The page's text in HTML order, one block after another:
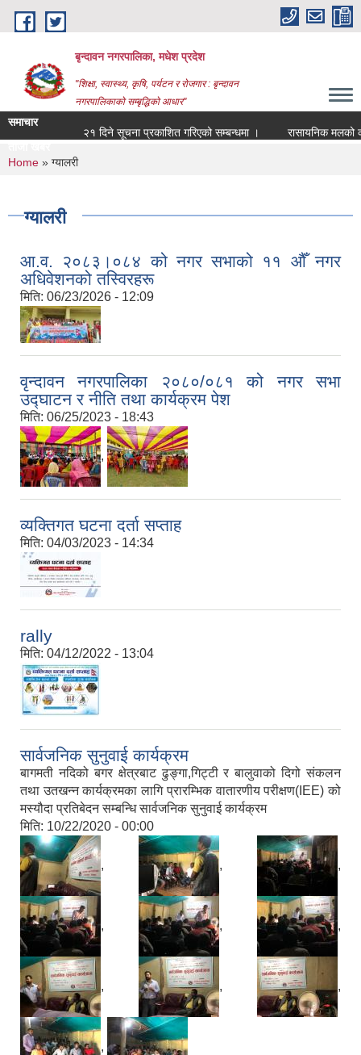
Skip to main content
बृन्दावन नगरपालिका, मधेश प्रदेश
"शिक्षा, स्वास्थ्य, कृषि, पर्यटन र रोजगार : बृन्दावन
नगरपालिकाको सम्बृद्धिको आधार"
समाचार
२१ दिने सूचना प्रकाशित गरिएको सम्बन्धमा ।
रासायनिक मलको कोटा
You are here
Home » ग्यालरी
ग्यालरी
आ.व. २०८३।०८४ को नगर सभाको ११ औँ नगर
अधिवेशनको तस्विरहरू
मिति: 06/23/2026 - 12:09
वृन्दावन नगरपालिका २०८०/०८१ को नगर सभा
उद्घाटन र नीति तथा कार्यक्रम पेश
मिति: 06/25/2023 - 18:43
,
व्यक्तिगत घटना दर्ता सप्ताह
मिति: 04/03/2023 - 14:34
rally
मिति: 04/12/2022 - 13:04
सार्वजनिक सुनुवाई कार्यक्रम
बागमती नदिको बगर क्षेत्रबाट ढुङ्गा,गिट्टी र बालुवाको दिगो संकलन
तथा उतखन्न कार्यक्रमका लागि प्रारम्भिक वातारणीय परीक्षण(IEE) को
मस्यौदा प्रतिबेदन सम्बन्धि सार्वजनिक सुनुवाई कार्यक्रम
मिति: 10/22/2020 - 00:00
, , ,
, , ,
, , ,
,